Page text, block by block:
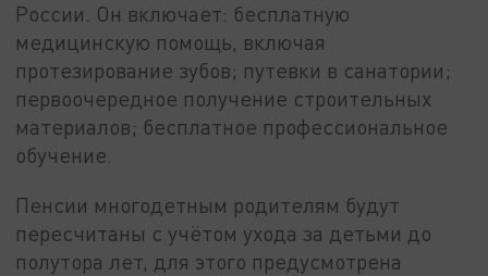
России. Он включает: бесплатную
медицинскую помощь, включая
протезирование зубов; путевки в санатории;
первоочередное получение строительных
материалов; бесплатное профессиональное
обучение.
Пенсии многодетным родителям будут
пересчитаны с учётом ухода за детьми до
полутора лет, для этого предусмотрена